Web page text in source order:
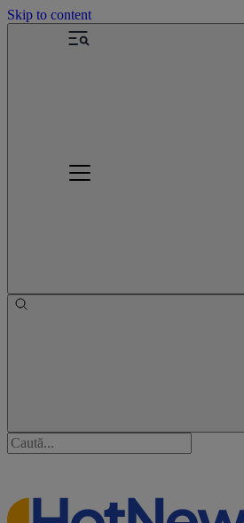
Skip to content